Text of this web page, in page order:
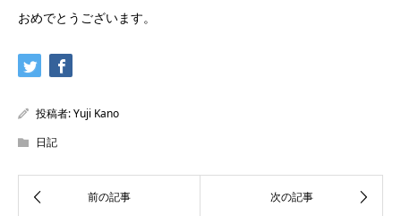
おめでとうございます。
投稿者:Yuji Kano
日記